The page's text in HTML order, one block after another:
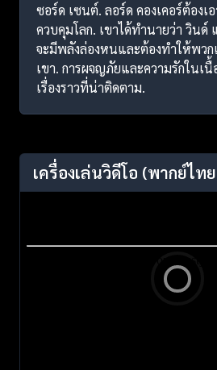
ซอร์ด เซนต์. ลอร์ด คองเคอร์ต้องเ
ควบคุมโลก. เขาได้ทำนายว่า วินด์
จะมีพลังล่องหนและต้องทำให้พวก
เขา. การผจญภัยและความรักในเนื้
เรื่องราวที่น่าติดตาม.
เครื่องเล่นวิดีโอ (พากย์ไท